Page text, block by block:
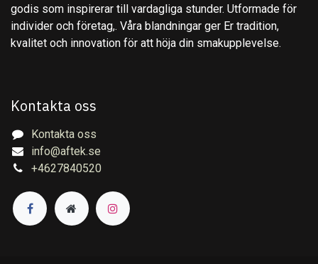
godis som inspirerar till vardagliga stunder. Utformade för
individer och företag,. Våra blandningar ger Er tradition,
kvalitet och innovation för att höja din smakupplevelse.
Kontakta oss
Kontakta oss
info@aftek.se
+4627840520